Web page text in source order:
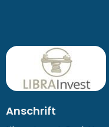
Anschrift